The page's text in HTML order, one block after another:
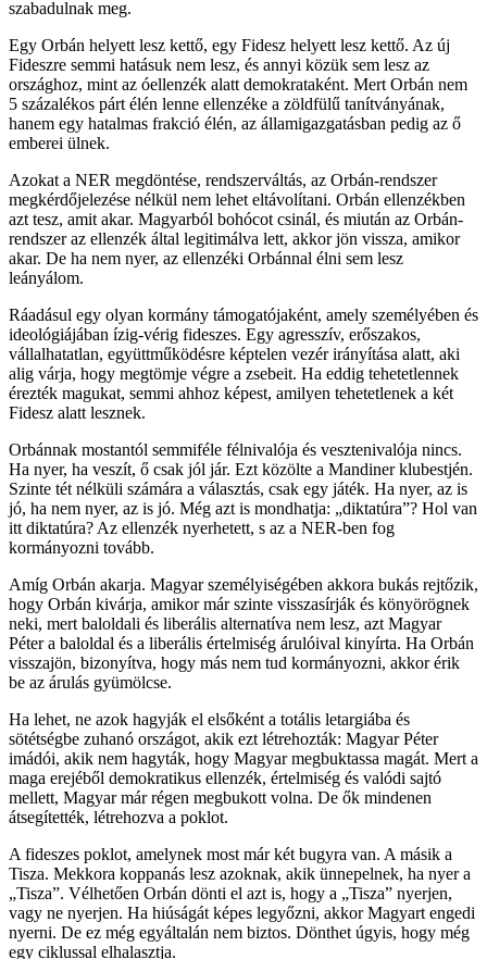
szabadulnak meg.
Egy Orbán helyett lesz kettő, egy Fidesz helyett lesz kettő. Az új
Fideszre semmi hatásuk nem lesz, és annyi közük sem lesz az
országhoz, mint az óellenzék alatt demokrataként. Mert Orbán nem
5 százalékos párt élén lenne ellenzéke a zöldfülű tanítványának,
hanem egy hatalmas frakció élén, az államigazgatásban pedig az ő
emberei ülnek.
Azokat a NER megdöntése, rendszerváltás, az Orbán-rendszer
megkérdőjelezése nélkül nem lehet eltávolítani. Orbán ellenzékben
azt tesz, amit akar. Magyarból bohócot csinál, és miután az Orbán-
rendszer az ellenzék által legitimálva lett, akkor jön vissza, amikor
akar. De ha nem nyer, az ellenzéki Orbánnal élni sem lesz
leányálom.
Ráadásul egy olyan kormány támogatójaként, amely személyében és
ideológiájában ízig-vérig fideszes. Egy agresszív, erőszakos,
vállalhatatlan, együttműködésre képtelen vezér irányítása alatt, aki
alig várja, hogy megtömje végre a zsebeit. Ha eddig tehetetlennek
érezték magukat, semmi ahhoz képest, amilyen tehetetlenek a két
Fidesz alatt lesznek.
Orbánnak mostantól semmiféle félnivalója és vesztenivalója nincs.
Ha nyer, ha veszít, ő csak jól jár. Ezt közölte a Mandiner klubestjén.
Szinte tét nélküli számára a választás, csak egy játék. Ha nyer, az is
jó, ha nem nyer, az is jó. Még azt is mondhatja: „diktatúra”? Hol van
itt diktatúra? Az ellenzék nyerhetett, s az a NER-ben fog
kormányozni tovább.
Amíg Orbán akarja. Magyar személyiségében akkora bukás rejtőzik,
hogy Orbán kivárja, amikor már szinte visszasírják és könyörögnek
neki, mert baloldali és liberális alternatíva nem lesz, azt Magyar
Péter a baloldal és a liberális értelmiség árulóival kinyírta. Ha Orbán
visszajön, bizonyítva, hogy más nem tud kormányozni, akkor érik
be az árulás gyümölcse.
Ha lehet, ne azok hagyják el elsőként a totális letargiába és
sötétségbe zuhanó országot, akik ezt létrehozták: Magyar Péter
imádói, akik nem hagyták, hogy Magyar megbuktassa magát. Mert a
maga erejéből demokratikus ellenzék, értelmiség és valódi sajtó
mellett, Magyar már régen megbukott volna. De ők mindenen
átsegítették, létrehozva a poklot.
A fideszes poklot, amelynek most már két bugyra van. A másik a
Tisza. Mekkora koppanás lesz azoknak, akik ünnepelnek, ha nyer a
„Tisza”. Vélhetően Orbán dönti el azt is, hogy a „Tisza” nyerjen,
vagy ne nyerjen. Ha hiúságát képes legyőzni, akkor Magyart engedi
nyerni. De ez még egyáltalán nem biztos. Dönthet úgyis, hogy még
egy ciklussal elhalasztja.